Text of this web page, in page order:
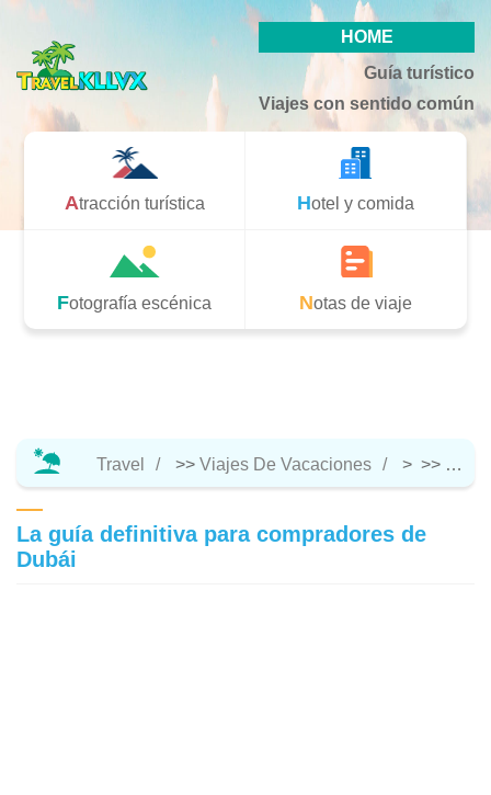
HOME
Guía turístico
Viajes con sentido común
Atracción turística Hotel y comida
Fotografía escénica Notas de viaje
Travel >> Viajes De Vacaciones > >>
La guía definitiva para compradores de
Dubái